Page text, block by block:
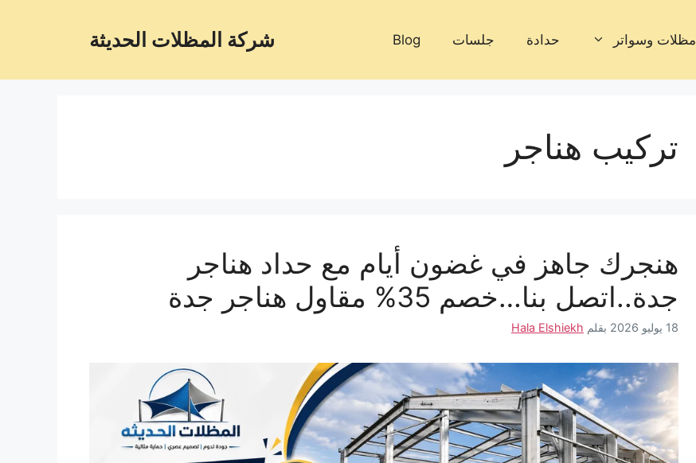
شركة المظلات الحديثة مظلات وسواتر حدادة جلسات Blog
تركيب هناجر
هنجرك جاهز في غضون أيام مع حداد هناجر
جدة..اتصل بنا…خصم 35% مقاول هناجر جدة
18 يوليو 2026 بقلم Hala Elshiekh